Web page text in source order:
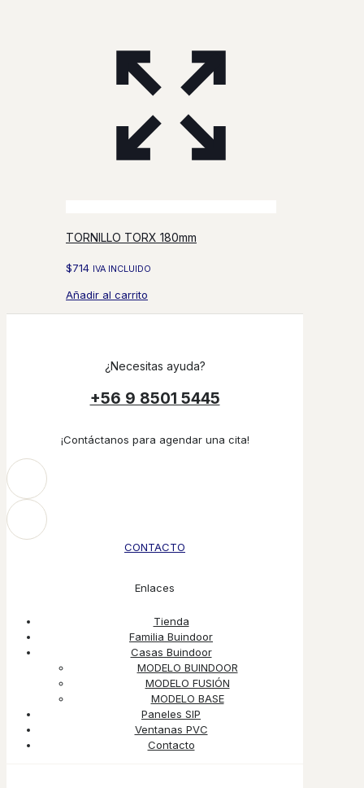
TORNILLO TORX 180mm
$714 IVA INCLUIDO
Añadir al carrito
¿Necesitas ayuda?
+56 9 8501 5445
¡Contáctanos para agendar una cita!
CONTACTO
Enlaces
Tienda
Familia Buindoor
Casas Buindoor
MODELO BUINDOOR
MODELO FUSIÓN
MODELO BASE
Paneles SIP
Ventanas PVC
Contacto